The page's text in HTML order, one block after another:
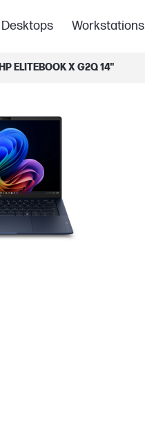
Desktops Workstations
HP ELITEBOOK X G2Q 14"